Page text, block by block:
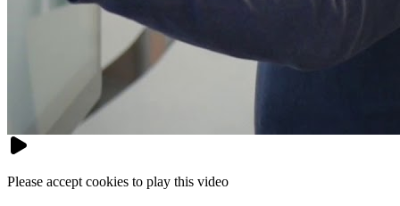
Please accept cookies to play this video